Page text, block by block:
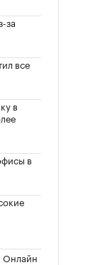
за
все
в
в
Онлайн